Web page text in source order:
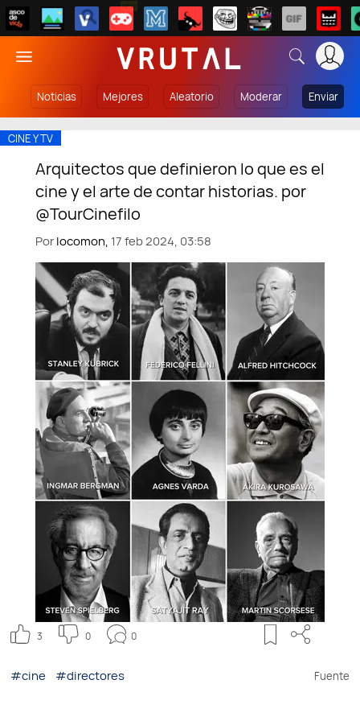
NEW
Noticias Mejores Aleatorio Moderar Enviar
CINE Y TV
Arquitectos que definieron lo que es el
cine y el arte de contar historias. por
@TourCinefilo
Porlocomon, 17 feb 2024, 03:58
3 0 0
#cine #directores Fuente